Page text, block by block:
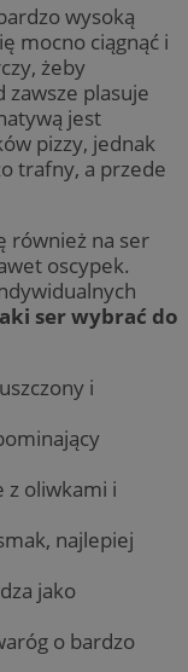
wysoką
mocno ciągnąć i
żeby
zawsze plasuje
jest
pizzy, jednak
trafny, a przede
również na ser
oscypek.
ser wybrać do
i
z oliwkami i
najlepiej
jako
o bardzo